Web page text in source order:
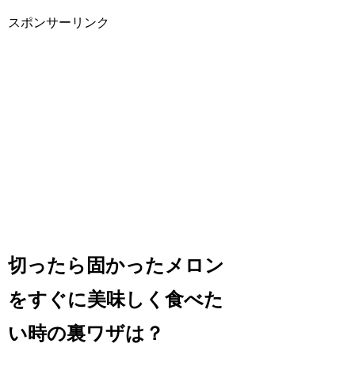
スポンサーリンク
切ったら固かったメロン
をすぐに美味しく食べた
い時の裏ワザは？